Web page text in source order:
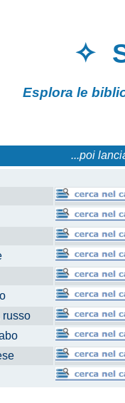
✧
Esplora le
↓ ...poi
russo